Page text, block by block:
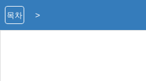
>
목차